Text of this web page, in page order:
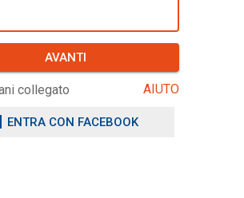
AVANTI
collegato AIUTO
ENTRA CON FACEBOOK